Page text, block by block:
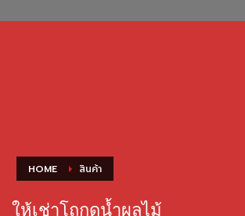
HOME สินค้า
ให้เช่าโถกดน้ำผลไม้